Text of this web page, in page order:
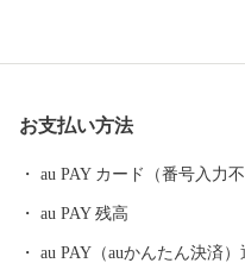
名所として「天空の城」や
連遺構として「生野銀山」や
べて余すところなく食べられ
礼品としても大変人気があり
お支払い方法
au PAY カード（番号入力不
au PAY 残高
au PAY（auかんたん決済